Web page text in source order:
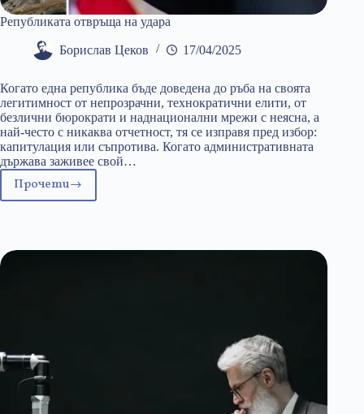
Републиката отвръща на удара
Борислав Цеков 17/04/2025
Когато една република бъде доведена до ръба на своята
легитимност от непрозрачни, технократични елити, от
безлични бюрократи и наднационални мрежи с неясна, а
най-често с никаква отчетност, тя се изправя пред избор:
капитулация или съпротива. Когато административната
държава заживее свой…
ПрочетиРепубликата